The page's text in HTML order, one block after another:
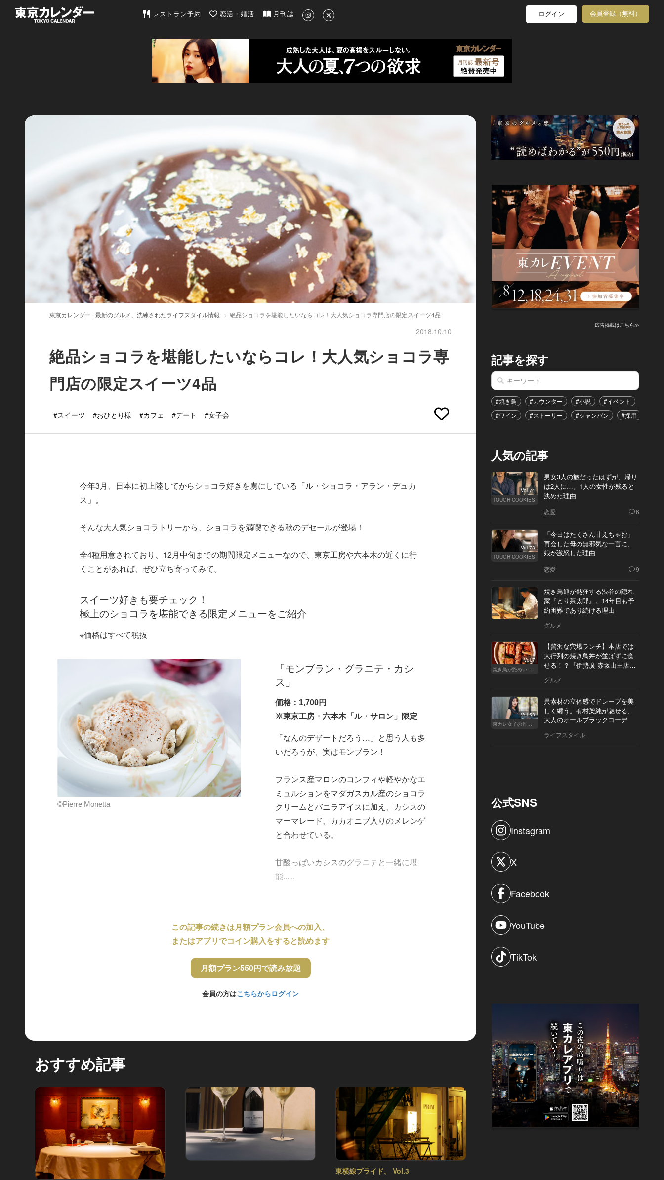
東京カレンダー | 最新のグルメ、洗練されたライフスタイル情報
レストラン予約 恋活・婚活 月刊誌 ログイン 会員登録（無料）
東京カレンダー | 最新のグルメ、洗練されたライフスタイル情報 絶品ショコラを堪能したいならコレ！大人気ショコラ専門店の限定スイーツ4品
2018.10.10
絶品ショコラを堪能したいならコレ！大人気ショコラ専
門店の限定スイーツ4品
#スイーツ #おひとり様 #カフェ #デート #女子会
今年3月、日本に初上陸してからショコラ好きを虜にしている「ル・ショコラ・アラン・デュカ
ス」。
そんな大人気ショコラトリーから、ショコラを満喫できる秋のデセールが登場！
全4種用意されており、12月中旬までの期間限定メニューなので、東京工房や六本木の近くに行
くことがあれば、ぜひ立ち寄ってみて。
スイーツ好きも要チェック！
極上のショコラを堪能できる限定メニューをご紹介
※価格はすべて税抜
©Pierre Monetta
「モンブラン・グラニテ・カシ
ス」
価格：1,700円
※東京工房・六本木「ル・サロン」限定
「なんのデザートだろう…」と思う人も多
いだろうが、実はモンブラン！
フランス産マロンのコンフィや軽やかなエ
ミュルションをマダガスカル産のショコラ
クリームとバニラアイスに加え、カシスの
マーマレード、カカオニブ入りのメレンゲ
と合わせている。
甘酸っぱいカシスのグラニテと一緒に堪
能......
この記事の続きは月額プラン会員への加入、
またはアプリでコイン購入をすると読めます
月額プラン550円で読み放題
会員の方はこちらからログイン
おすすめ記事
東横線プライド。 Vol.3
広告掲載はこちら≫
記事を探す
#焼き鳥 #カウンター #小説 #イベント
#ワイン
#ストーリー #シャンパン #採用
人気の記事
Vol.74
TOUGH COOKIES
男女3人の旅だったはずが、帰り
は2人に…。1人の女性が残ると
決めた理由
恋愛 6
Vol.73
TOUGH COOKIES
「今日はたくさん甘えちゃお」
再会した母の無邪気な一言に、
娘が激怒した理由
恋愛 9
焼き鳥通が熱狂する渋谷の隠れ
家『とり茶太郎』。14年目も予
約困難であり続ける理由
グルメ
Vol.7
焼き鳥が艶めいてきた
【贅沢な穴場ランチ】本店では
大行列の焼き鳥丼が並ばずに食
せる！？『伊勢廣 赤坂山王店』
グルメ
Vol.53
東カレ女子の作り方
異素材の立体感でドレープを美
しく纏う。有村架純が魅せる、
大人のオールブラックコーデ
ライフスタイル
公式SNS
Instagram
X
Facebook
YouTube
TikTok